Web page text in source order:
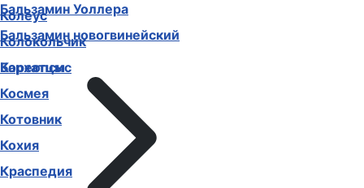
Бальзамин Уоллера
Бальзамин новогвинейский
Бархатцы
Колеус
Колокольчик
Кореопсис
Космея
Котовник
Кохия
Краспедия